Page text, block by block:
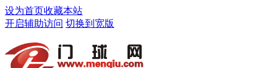
设为首页收藏本站
开启辅助访问 切换到宽版